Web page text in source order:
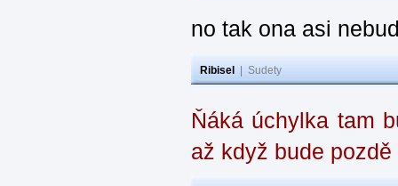
no tak ona asi
Ribisel Sudety
Ňáká úchylka tam
až když bude pozdě